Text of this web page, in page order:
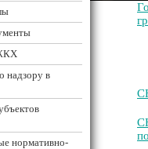
надзору в
нормативно-